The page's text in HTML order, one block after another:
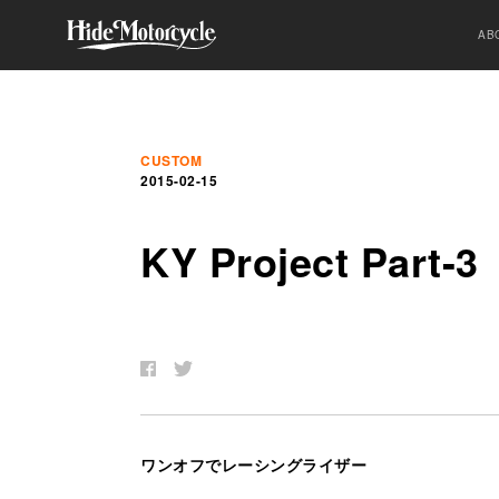
CUSTOM
2015-02-15
KY Project Part-3
ワンオフでレーシングライザー